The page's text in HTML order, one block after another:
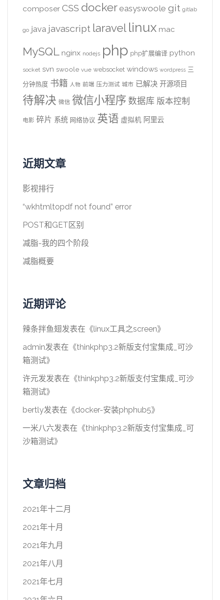
composer CSS docker easyswoole git gitlab
go java javascript laravel linux mac
MySQL nginx nodejs php php扩展编译 python
socket svn swoole vue websocket windows wordpress 三
分钟热度 书籍 人物 前端 压力测试 城市 已解决 开源项目
待解决 微信 微信小程序 数据库 版本控制
电影 碎片 系统 网络协议 英语 虚拟机 阿里云
近期文章
影视排行
“wkhtmltopdf not found” error
POST和GET区别
减脂-我的四个阶段
减脂概要
近期评论
辣条拌鱼翅发表在《linux工具之screen》
admin发表在《thinkphp3.2新版支付宝集成_可沙
箱测试》
许元发发表在《thinkphp3.2新版支付宝集成_可沙
箱测试》
bertly发表在《docker-安装phphub5》
一米八六发表在《thinkphp3.2新版支付宝集成_可
沙箱测试》
文章归档
2021年十二月
2021年十月
2021年九月
2021年八月
2021年七月